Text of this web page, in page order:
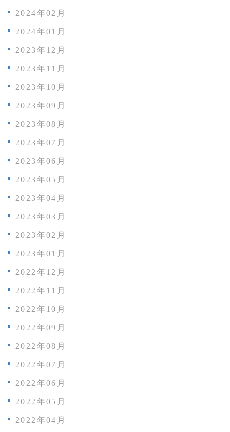
2024年02月
2024年01月
2023年12月
2023年11月
2023年10月
2023年09月
2023年08月
2023年07月
2023年06月
2023年05月
2023年04月
2023年03月
2023年02月
2023年01月
2022年12月
2022年11月
2022年10月
2022年09月
2022年08月
2022年07月
2022年06月
2022年05月
2022年04月